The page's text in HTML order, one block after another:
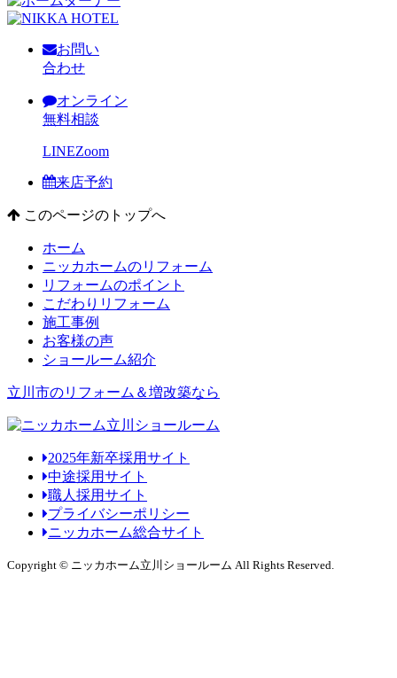
お問い
合わせ
オンライン
無料相談
LINEZoom
来店予約
このページのトップへ
ホーム
ニッカホームのリフォーム
リフォームのポイント
こだわりリフォーム
施工事例
お客様の声
ショールーム紹介
立川市のリフォーム＆増改築なら
2025年新卒採用サイト
中途採用サイト
職人採用サイト
プライバシーポリシー
ニッカホーム総合サイト
Copyright © ニッカホーム立川ショールーム All Rights Reserved.